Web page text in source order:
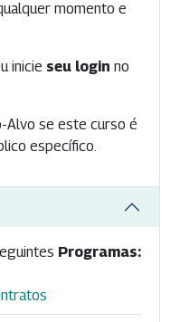
momento e
inicie seu login no
Alvo se este curso é
específico.
Programas: